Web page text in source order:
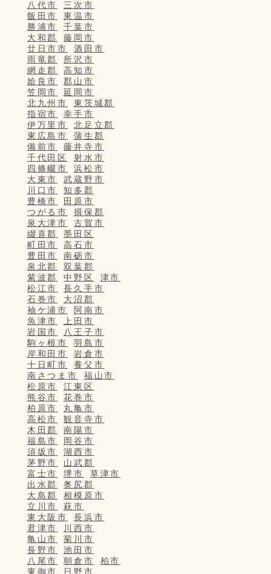
八代市
三次市
飯田市
東温市
勝浦市
千葉市
大和郡
藤岡市
廿日市市
酒田市
雨竜郡
所沢市
網走郡
高知市
姶良市
郡山市
笠岡市
延岡市
北九州市
東茨城郡
指宿市
幸手市
伊万里市
北足立郡
東広島市
蒲生郡
備前市
藤井寺市
千代田区
射水市
四條畷市
浜松市
大東市
武蔵野市
川口市
知多郡
豊橋市
田原市
つがる市
揖保郡
泉大津市
古賀市
綴喜郡
墨田区
町田市
高石市
豊田市
南砺市
泉北郡
双葉郡
紫波郡
中野区
津市
松江市
長久手市
石巻市
大沼郡
袖ケ浦市
阿南市
魚津市
上田市
岩国市
八王子市
駒ヶ根市
羽島市
岸和田市
岩倉市
十日町市
養父市
南さつま市
福山市
松原市
江東区
熊谷市
花巻市
柏原市
丸亀市
高松市
観音寺市
木田郡
南陽市
福島市
岡谷市
須坂市
湖西市
茅野市
山武郡
富士市
堺市
草津市
出水郡
奥尻郡
大島郡
相模原市
立川市
萩市
東大阪市
長浜市
君津市
川西市
亀山市
菊川市
長野市
池田市
八尾市
朝倉市
柏市
東御市
日野市